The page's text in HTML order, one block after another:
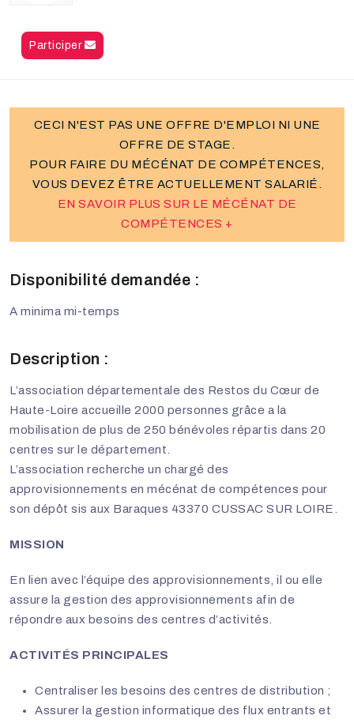
Participer
CECI N'EST PAS UNE OFFRE D'EMPLOI NI UNE
OFFRE DE STAGE.
POUR FAIRE DU MÉCÉNAT DE COMPÉTENCES,
VOUS DEVEZ ÊTRE ACTUELLEMENT SALARIÉ.
EN SAVOIR PLUS SUR LE MÉCÉNAT DE
COMPÉTENCES +
Disponibilité demandée :
A minima mi-temps
Description :
L’association départementale des Restos du Cœur de
Haute-Loire accueille 2000 personnes grâce a la
mobilisation de plus de 250 bénévoles répartis dans 20
centres sur le département.
L’association recherche un chargé des
approvisionnements en mécénat de compétences pour
son dépôt sis aux Baraques 43370 CUSSAC SUR LOIRE.
MISSION
En lien avec l’équipe des approvisionnements, il ou elle
assure la gestion des approvisionnements afin de
répondre aux besoins des centres d’activités.
ACTIVITÉS PRINCIPALES
Centraliser les besoins des centres de distribution ;
Assurer la gestion informatique des flux entrants et